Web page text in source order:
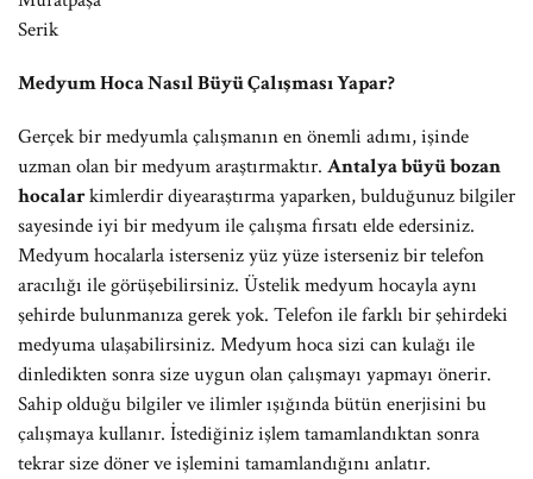
Serik
Medyum Hoca Nasıl Büyü Çalışması Yapar?
Gerçek bir medyumla çalışmanın en önemli adımı, işinde
uzman olan bir medyum araştırmaktır. Antalya büyü bozan
hocalarkimlerdir diyearaştırma yaparken, bulduğunuz bilgiler
sayesinde iyi bir medyum ile çalışma fırsatı elde edersiniz.
Medyum hocalarla isterseniz yüz yüze isterseniz bir telefon
aracılığı ile görüşebilirsiniz. Üstelik medyum hocayla aynı
şehirde bulunmanıza gerek yok. Telefon ile farklı bir şehirdeki
medyuma ulaşabilirsiniz. Medyum hoca sizi can kulağı ile
dinledikten sonra size uygun olan çalışmayı yapmayı önerir.
Sahip olduğu bilgiler ve ilimler ışığında bütün enerjisini bu
çalışmaya kullanır. İstediğiniz işlem tamamlandıktan sonra
tekrar size döner ve işlemini tamamlandığını anlatır.